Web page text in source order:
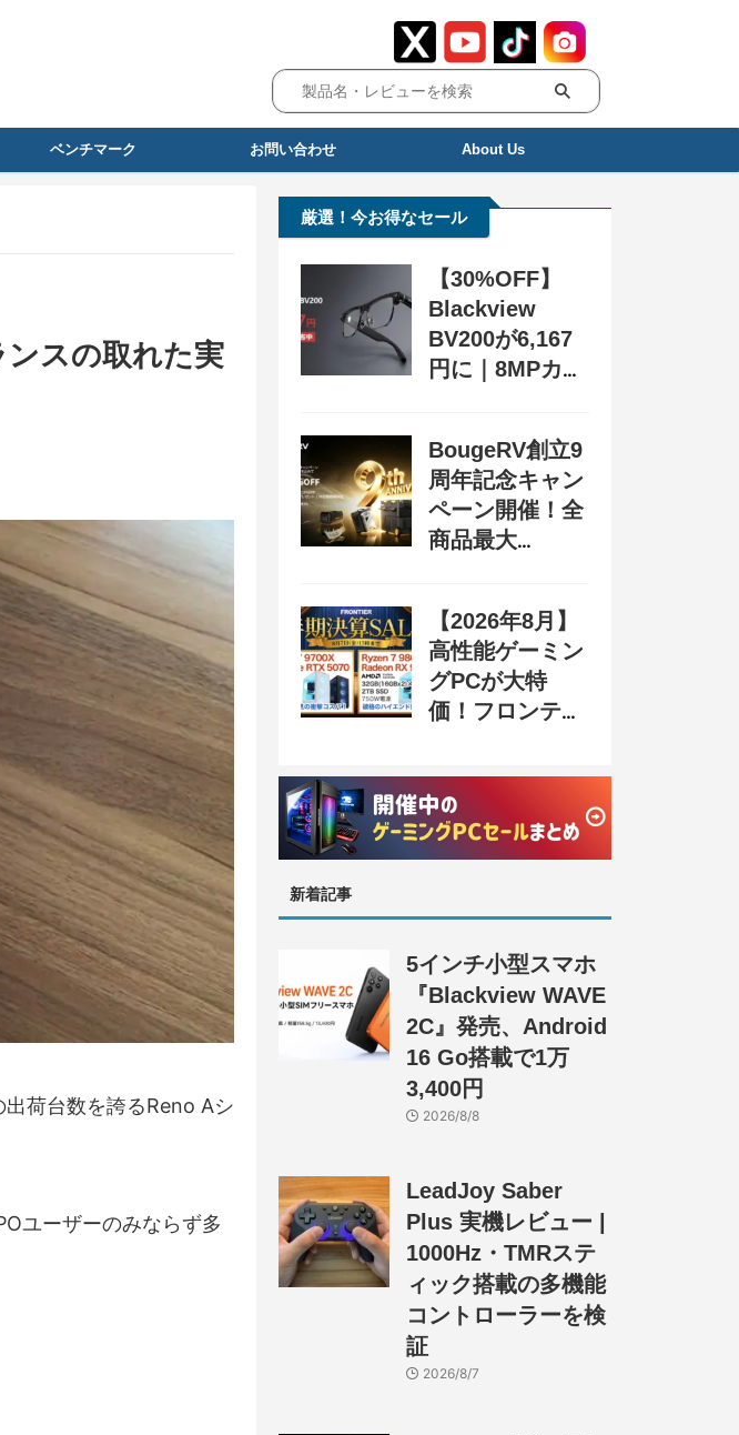
ベンチマーク お問い合わせ About Us
ンスの取れた実
荷台数を誇るReno Aシ
ユーザーのみならず多
厳選！今お得なセール
【30%OFF】
Blackview
BV200が6,167
円に｜8MPカメ
ン配布中
BougeRV創立9
周年記念キャン
ペーン開催！全
商品最大
31日まで
【2026年8月】
高性能ゲーミン
グPCが大特
価！フロンティ
SALE』開催、
セール情報まと
め
新着記事
5インチ小型スマホ
『Blackview WAVE
2C』発売、Android
16 Go搭載で1万
3,400円
2026/8/8
LeadJoy Saber
Plus 実機レビュー |
1000Hz・TMRステ
ィック搭載の多機能
コントローラーを検
証
2026/8/7